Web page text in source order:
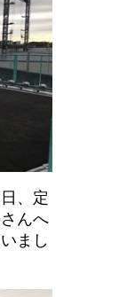
、定
んへ
まし